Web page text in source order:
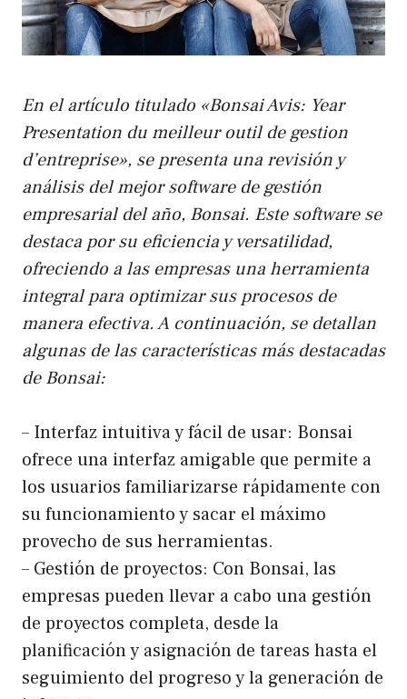
En el artículo titulado «Bonsai Avis: Year
Presentation du meilleur outil de gestion
d’entreprise», se presenta una revisión y
análisis del mejor software de gestión
empresarial del año, Bonsai. Este software se
destaca por su eficiencia y versatilidad,
ofreciendo a las empresas una herramienta
integral para optimizar sus procesos de
manera efectiva. A continuación, se detallan
algunas de las características más destacadas
de Bonsai:
– Interfaz intuitiva y fácil de usar: Bonsai
ofrece una interfaz amigable que permite a
los usuarios familiarizarse rápidamente con
su funcionamiento y sacar el máximo
provecho de sus herramientas.
– Gestión de proyectos: Con Bonsai, las
empresas pueden llevar a cabo una gestión
de proyectos completa, desde la
planificación y asignación de tareas hasta el
seguimiento del progreso y la generación de